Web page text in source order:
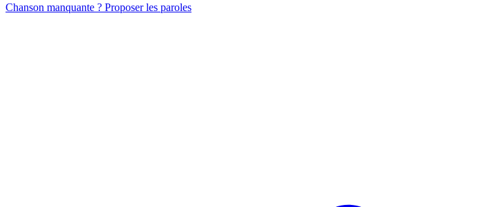
Chanson manquante ? Proposer les paroles